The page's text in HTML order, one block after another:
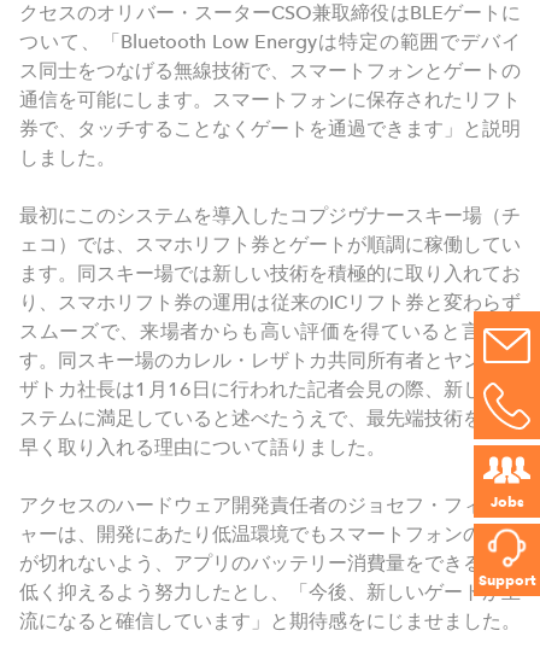
Jobs
Support
クセスのオリバー・スーターCSO兼取締役はBLEゲートに
ついて、「Bluetooth Low Energyは特定の範囲でデバイ
ス同士をつなげる無線技術で、スマートフォンとゲートの
通信を可能にします。スマートフォンに保存されたリフト
券で、タッチすることなくゲートを通過できます」と説明
しました。
最初にこのシステムを導入したコプジヴナースキー場（チ
ェコ）では、スマホリフト券とゲートが順調に稼働してい
ます。同スキー場では新しい技術を積極的に取り入れてお
り、スマホリフト券の運用は従来のICリフト券と変わらず
スムーズで、来場者からも高い評価を得ていると言いま
す。同スキー場のカレル・レザトカ共同所有者とヤン・レ
ザトカ社長は1月16日に行われた記者会見の際、新しいシ
ステムに満足していると述べたうえで、最先端技術をいち
早く取り入れる理由について語りました。
アクセスのハードウェア開発責任者のジョセフ・フィッシ
ャーは、開発にあたり低温環境でもスマートフォンの充電
が切れないよう、アプリのバッテリー消費量をできる限り
低く抑えるよう努力したとし、「今後、新しいゲートが主
流になると確信しています」と期待感をにじませました。